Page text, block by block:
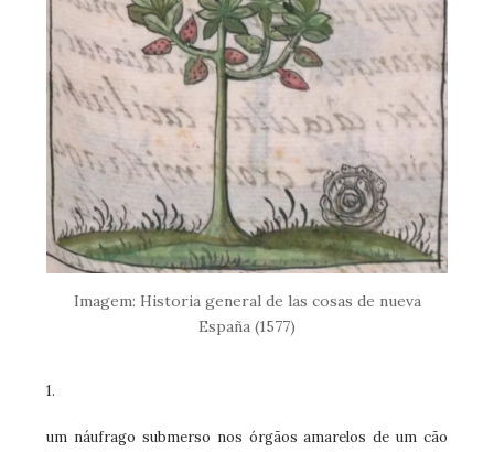
Imagem: Historia general de las cosas de nueva
España (1577)
1.
um náufrago submerso nos órgãos amarelos de um cão